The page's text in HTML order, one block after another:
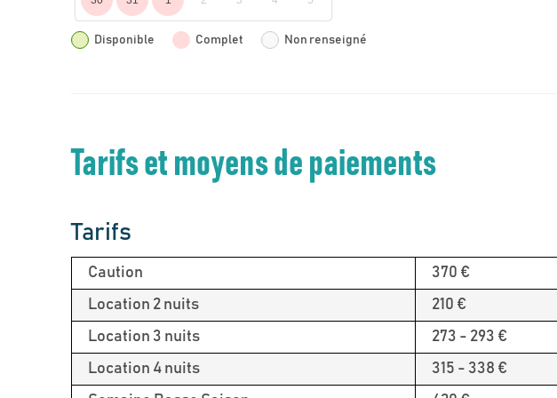
Disponible Complet Non renseigné
Tarifs et moyens de paiements
Tarifs
Caution
370 €
Location 2 nuits
210 €
Location 3 nuits
273 - 293 €
Location 4 nuits
315 - 338 €